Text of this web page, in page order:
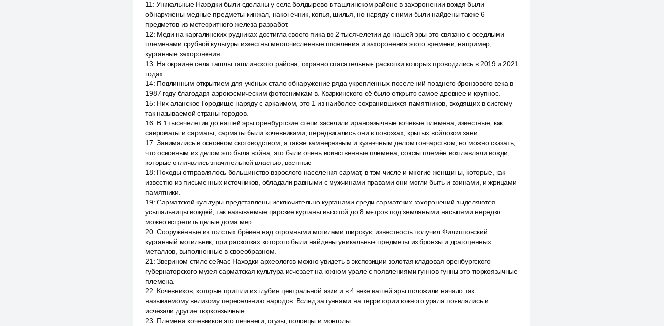
11 :Уникальные Находки были сделаны у села болдырево в ташлинском районе в захоронении вождя были
обнаружены медные предметы кинжал, наконечник, копья, шилья, но наряду с ними были найдены также 6
предметов из метеоритного железа разработ.
12: Меди на каргалинских рудниках достигла своего пика во 2 тысячелетии до нашей эры это связано с оседлыми
племенами срубной культуры известны многочисленные поселения и захоронения этого времени, например,
курганные захоронения.
13: На окраине села ташлы ташлинского района, охранно спасательные раскопки которых проводились в 2019 и 2021
годах.
14: Подлинным открытием для учёных стало обнаружение ряда укреплённых поселений позднего бронзового века в
1987 году благодаря аэрокосмическим фотоснимкам в. Кваркинского её было открыто самое древнее и крупное.
15: Них аланское Городище наряду с аркаимом, это 1 из наиболее сохранившихся памятников, входящих в систему
так называемой страны городов.
16: В 1 тысячелетии до нашей эры оренбургские степи заселили ираноязычные кочевые племена, известные, как
савроматы и сарматы, сарматы были кочевниками, передвигались они в повозках, крытых войлоком зани.
17:Занимались в основном скотоводством, а также камнерезным и кузнечным делом гончарством, но можно сказать,
что основным их делом это была война, это были очень воинственные племена, союзы племён возглавляли вожди,
которые отличались значительной властью, военные
18: Походы отправлялось большинство взрослого населения сармат, в том числе и многие женщины, которые, как
известно из письменных источников, обладали равными с мужчинами правами они могли быть и воинами, и жрицами
памятники.
19:Сарматской культуры представлены исключительно курганами среди сарматских захоронений выделяются
усыпальницы вождей, так называемые царские курганы высотой до 8 метров под земляными насыпями нередко
можно встретить целые дома мер.
20:Сооружённые из толстых брёвен над огромными могилами широкую известность получил Филипповский
курганный могильник, при раскопках которого были найдены уникальные предметы из бронзы и драгоценных
металлов, выполненные в своеобразном.
21 :Зверином стиле сейчас Находки археологов можно увидеть в экспозиции золотая кладовая оренбургского
губернаторского музея сарматская культура исчезает на южном урале с появлениями гуннов гунны это тюркоязычные
племена.
22: Кочевников, которые пришли из глубин центральной азии и в 4 веке нашей эры положили начало так
называемому великому переселению народов. Вслед за гуннами на территории южного урала появлялись и
исчезали другие тюркоязычные.
23: Племена кочевников это печенеги, огузы, половцы и монголы.